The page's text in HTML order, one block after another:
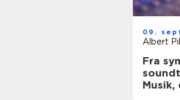
09.
Albert
Fra
Musik,